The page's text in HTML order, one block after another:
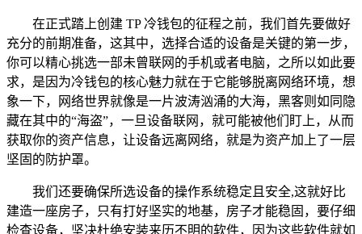
在正式踏上创建 TP 冷钱包的征程之前，我们首先要做好
充分的前期准备，这其中，选择合适的设备是关键的第一步，
你可以精心挑选一部未曾联网的手机或者电脑，之所以如此要
求，是因为冷钱包的核心魅力就在于它能够脱离网络环境，想
象一下，网络世界就像是一片波涛汹涌的大海，黑客则如同隐
藏在其中的“海盗”，一旦设备联网，就可能被他们盯上，从而
获取你的资产信息，让设备远离网络，就是为资产加上了一层
坚固的防护罩。
我们还要确保所选设备的操作系统稳定且安全,这就好比
建造一座房子，只有打好坚实的地基，房子才能稳固，要仔细
检查设备，坚决杜绝安装来历不明的软件，因为这些软件就如